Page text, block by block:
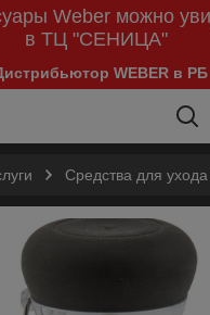
Weber можно
в ТЦ "СЕНИЦА"
WEBER в РБ
Средства для